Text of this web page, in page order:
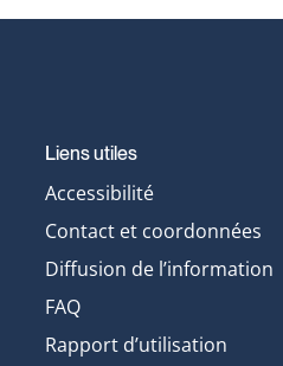
Liens utiles
Accessibilité
Contact et coordonnées
Diffusion de l’information
FAQ
Rapport d’utilisation